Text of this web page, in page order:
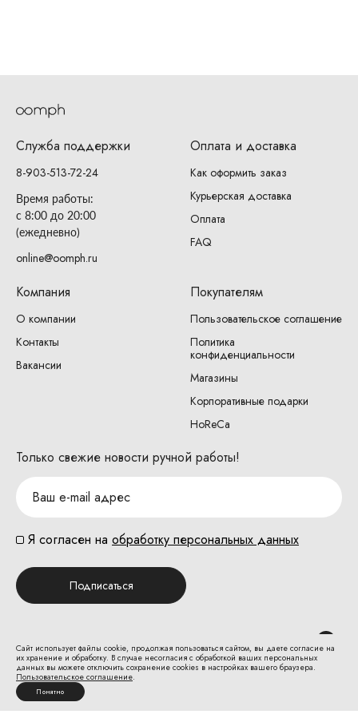
Служба поддержки
8-903-513-72-24
Время работы:
с 8:00 до 20:00
(ежедневно)
online@oomph.ru
Оплата и доставка
Как оформить заказ
Курьерская доставка
Оплата
FAQ
Компания
О компании
Контакты
Вакансии
Покупателям
Пользовательское соглашение
Политика
конфиденциальности
Магазины
Корпоративные подарки
HoReCa
Только свежие новости ручной работы!
Я согласен на обработку персональных данных
Подписаться
Сайт использует файлы cookie, продолжая пользоваться сайтом, вы даете согласие на
их хранение и обработку. В случае несогласия с обработкой ваших персональных
данных вы можете отключить сохранение cookies в настройках вашего браузера.
Пользовательское соглашение.
Понятно